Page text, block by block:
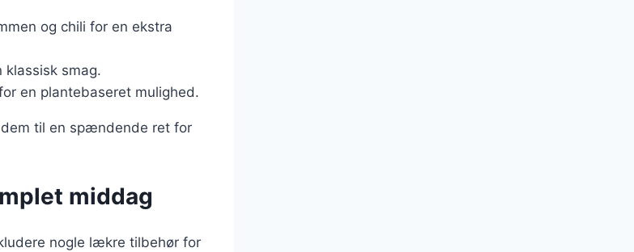
og chili for en ekstra
klassisk smag.
en plantebaseret mulighed.
til en spændende ret for
middag
nogle lækre tilbehør for